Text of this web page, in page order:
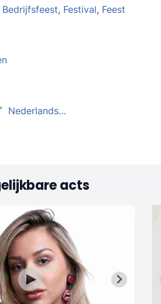
Bedrijfsfeest, Festival, Feest
Nederlandstalig
acts